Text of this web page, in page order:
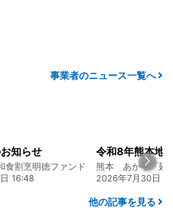
事業者のニュース一覧へ
知らせ
食割烹明徳ファンド
16:48
2026年7月30日
他の記事を見る